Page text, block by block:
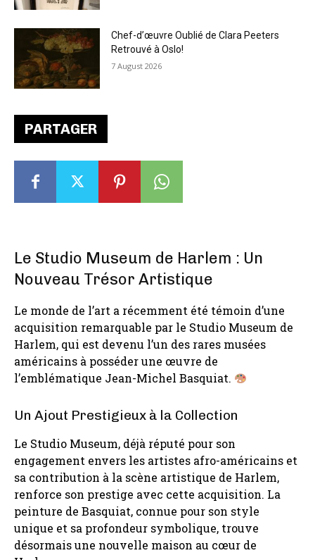
PARTAGER
Le Studio Museum de Harlem : Un
Nouveau Trésor Artistique
Le monde de l’art a récemment été témoin d’une
acquisition remarquable par le Studio Museum de
Harlem, qui est devenu l’un des rares musées
américains à posséder une œuvre de
l’emblématique Jean-Michel Basquiat.
Un Ajout Prestigieux à la Collection
Le Studio Museum, déjà réputé pour son
engagement envers les artistes afro-américains et
sa contribution à la scène artistique de Harlem,
renforce son prestige avec cette acquisition. La
peinture de Basquiat, connue pour son style
unique et sa profondeur symbolique, trouve
désormais une nouvelle maison au cœur de
Chef-d’œuvre Oublié de Clara Peeters
Retrouvé à Oslo!
7 August 2026